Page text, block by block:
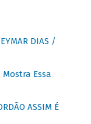
DIAS /
Mostra Essa
ASSIM É